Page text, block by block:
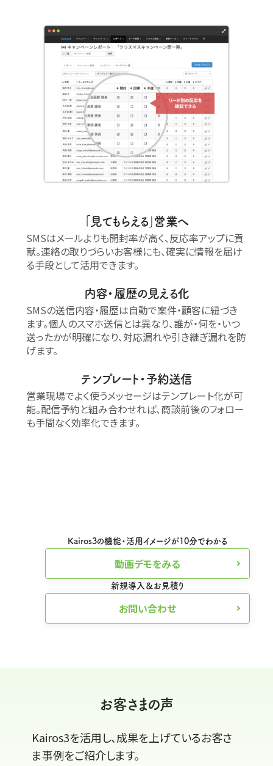
｢見てもらえる｣営業へ
SMSはメールよりも開封率が高く、反応率アップに貢
献。連絡の取りづらいお客様にも、確実に情報を届け
る手段として活用できます。
内容・履歴の見える化
SMSの送信内容・履歴は自動で案件・顧客に紐づき
ます。個人のスマホ送信とは異なり、誰が・何を・いつ
送ったかが明確になり、対応漏れや引き継ぎ漏れを防
げます。
テンプレート・予約送信
営業現場でよく使うメッセージはテンプレート化が可
能。配信予約と組み合わせれば、商談前後のフォロー
も手間なく効率化できます。
Kairos3の機能・活用イメージが10分でわかる
動画デモをみる
新規導入＆お見積り
お問い合わせ
お客さまの声
Kairos3を活用し、成果を上げているお客さ
ま事例をご紹介します。